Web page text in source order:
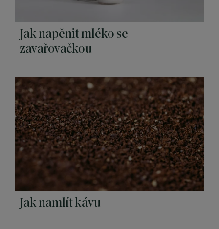
Jak napěnit mléko se
zavařovačkou
Jak namlít kávu